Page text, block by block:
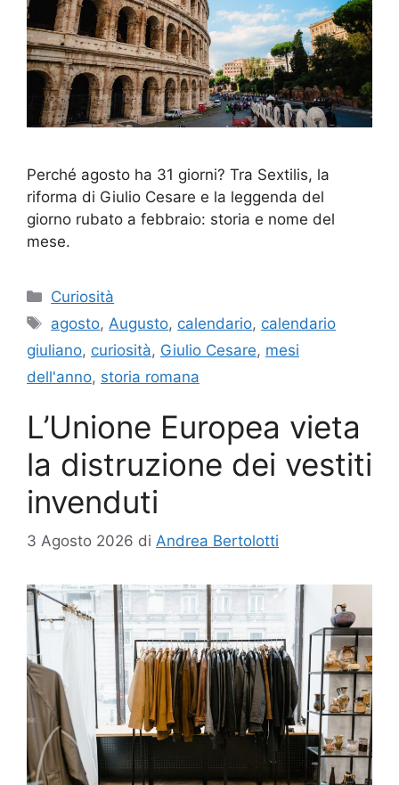
Perché agosto ha 31 giorni? Tra Sextilis, la
riforma di Giulio Cesare e la leggenda del
giorno rubato a febbraio: storia e nome del
mese.
Categorie
Curiosità
Tag
agosto, Augusto, calendario, calendario
giuliano, curiosità, Giulio Cesare, mesi
dell'anno, storia romana
L’Unione Europea vieta
la distruzione dei vestiti
invenduti
3 Agosto 2026 di Andrea Bertolotti